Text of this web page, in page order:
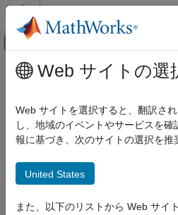
コンテンツへスキップ
オフキャンバス ナ
ドキュメンテーションのホーム
メインコンテンツ
この情報は役に
Web サイトの選
Web サイトを選択すると、翻訳さ
し、地域のイベントやサービスを
報に基づき、次のサイトの選択を推
United States
また、以下のリストから Web サイ